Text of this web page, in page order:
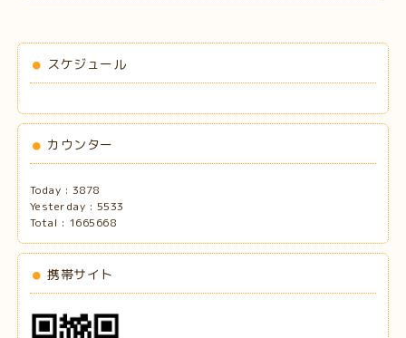
スケジュール
カウンター
Today : 3878
Yesterday : 5533
Total : 1665668
携帯サイト